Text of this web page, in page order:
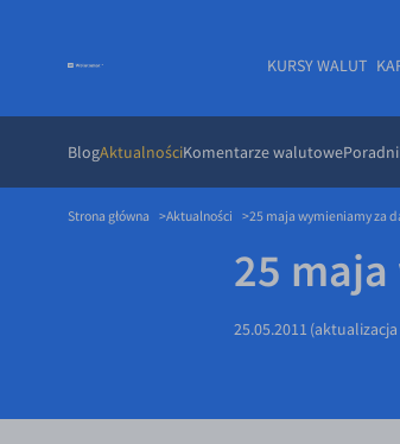
KURSY WALUT
BlogAktualnościKomentarze walutowe
Strona główna Aktualności 25 maja wymieniamy za
25
25.05.2011 (aktualizacja